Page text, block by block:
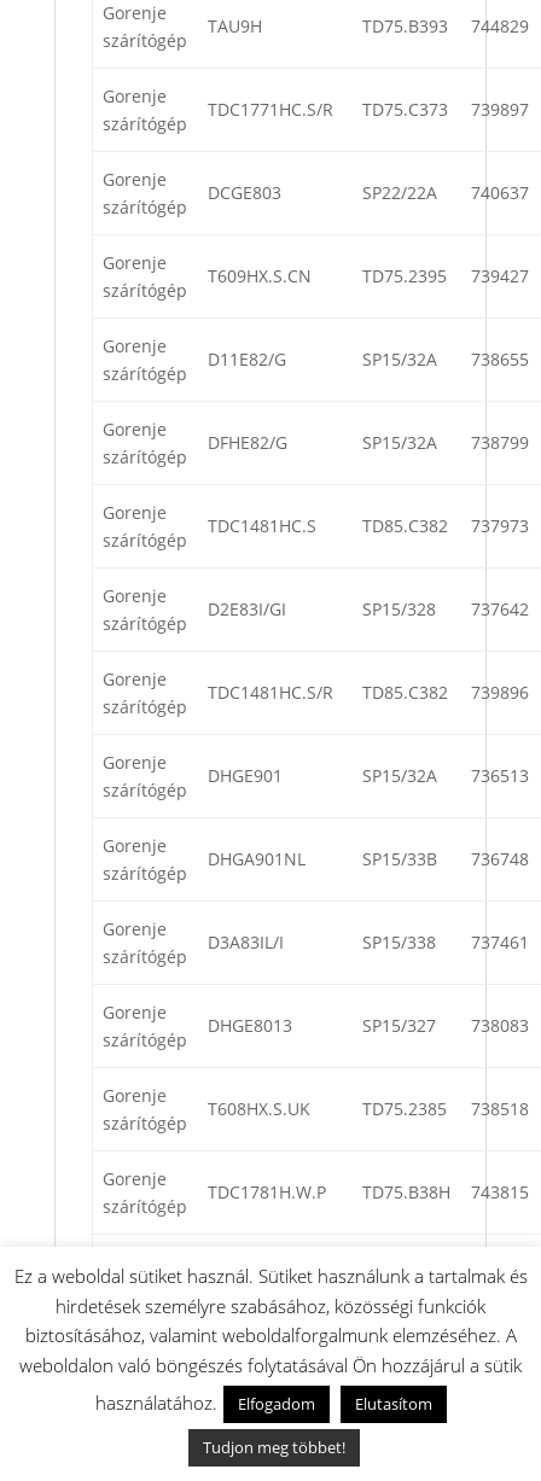
Gorenje
szárítógép
TAU9H TD75.B393 744829
Gorenje
szárítógép
TDC1771HC.S/R TD75.C373 739897
Gorenje
szárítógép
DCGE803 SP22/22A 740637
Gorenje
szárítógép
T609HX.S.CN TD75.2395 739427
Gorenje
szárítógép
D11E82/G SP15/32A 738655
Gorenje
szárítógép
DFHE82/G SP15/32A 738799
Gorenje
szárítógép
TDC1481HC.S TD85.C382 737973
Gorenje
szárítógép
D2E83I/GI SP15/328 737642
Gorenje
szárítógép
TDC1481HC.S/R TD85.C382 739896
Gorenje
szárítógép
DHGE901 SP15/32A 736513
Gorenje
szárítógép
DHGA901NL SP15/33B 736748
Gorenje
szárítógép
D3A83IL/I SP15/338 737461
Gorenje
szárítógép
DHGE8013 SP15/327 738083
Gorenje
szárítógép
T608HX.S.UK TD75.2385 738518
Gorenje
szárítógép
TDC1781H.W.P TD75.B38H 743815
szárítógép
DAM7HP TD75.C371 738175
Gorenje
szárítógép
UCD-6
CONDENSED_UK
TD75.C270 741526
UCD-8 HEAT
PUMP
Ez a weboldal sütiket használ. Sütiket használunk a tartalmak és
hirdetések személyre szabásához, közösségi funkciók
biztosításához, valamint weboldalforgalmunk elemzéséhez. A
weboldalon való böngészés folytatásával Ön hozzájárul a sütik
használatához.
Elfogadom
Elutasítom
Tudjon meg többet!